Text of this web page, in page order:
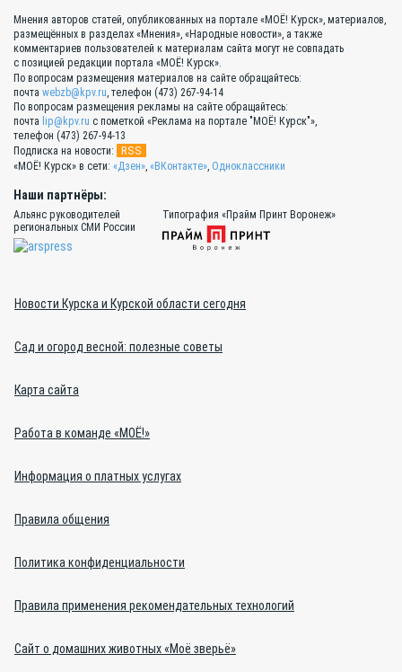
Мнения авторов статей, опубликованных на портале «МОЁ! Курск», материалов,
размещённых в разделах «Мнения», «Народные новости», а также
комментариев пользователей к материалам сайта могут не совпадать
с позицией редакции портала «МОЁ! Курск».
По вопросам размещения материалов на сайте обращайтесь:
почта webzb@kpv.ru, телефон (473) 267-94-14
По вопросам размещения рекламы на сайте обращайтесь:
почта lip@kpv.ru с пометкой «Реклама на портале "МОЁ! Курск"»,
телефон (473) 267-94-13
Подписка на новости:
RSS
«МОЁ! Курск» в сети: «Дзен», «ВКонтакте», Одноклассники
Наши партнёры:
Альянс руководителей
региональных СМИ России
Типография «Прайм Принт Воронеж»
Новости Курска и Курской области сегодня
Сад и огород весной: полезные советы
Карта сайта
Работа в команде «МОЁ!»
Информация о платных услугах
Правила общения
Политика конфиденциальности
Правила применения рекомендательных технологий
Сайт о домашних животных «Моё зверьё»